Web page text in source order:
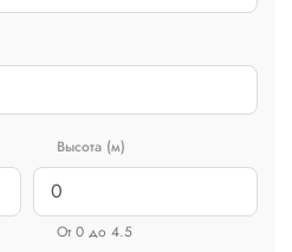
Высота (м)
От 0 до 4.5